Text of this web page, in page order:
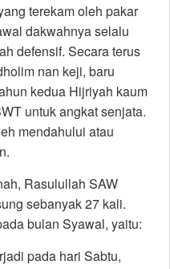
terekam oleh pakar
dakwahnya selalu
defensif. Secara terus
nan keji, baru
kedua Hijriyah kaum
untuk angkat senjata.
mendahului atau
Rasulullah SAW
sebanyak 27 kali.
bulan Syawal, yaitu:
pada hari Sabtu,